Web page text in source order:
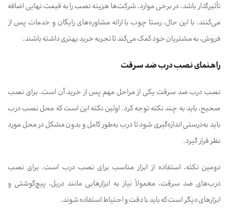
تأثیرگذار باشد. در برخی موارد، شرکت‌ها هزینه نصب را به قیمت نهایی اضافه
می‌کنند. با این حال، رستا چوب با ارائه مشاوره‌های رایگان و خدمات پس از
فروش، به مشتریان خود کمک می‌کند تا تجربه خرید بهتری داشته باشند.
راهنمای نصب درب ضد سرقت
نصب درب ضد سرقت یکی از مراحل مهم پس از خرید آن است. برای نصب
صحیح، باید به چند نکته توجه کرد. اولین نکته این است که محل نصب درب
باید به‌درستی اندازه‌گیری شود تا درب به‌طور کامل و بدون مشکل در محل مورد
نظر قرار گیرد.
دومین نکته، استفاده از ابزار مناسب برای نصب درب است. برای نصب
درب‌های ضد سرقت، معمولاً نیاز به ابزارهایی مانند دریل، پیچ‌گوشتی و
ابزارهای دیگر است که باید با دقت و احتیاط استفاده شوند.